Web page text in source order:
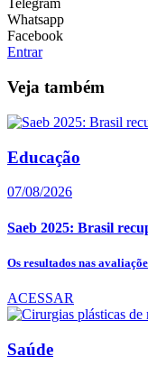
Telegram
Whatsapp
Facebook
Entrar
Veja também
Educação
07/08/2026
Saeb 2025: Brasil
Os resultados nas
ACESSAR
Saúde